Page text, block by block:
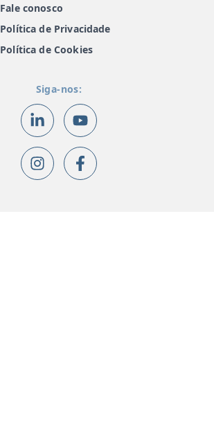
Fale conosco
Política de Privacidade
Política de Cookies
Siga-nos: